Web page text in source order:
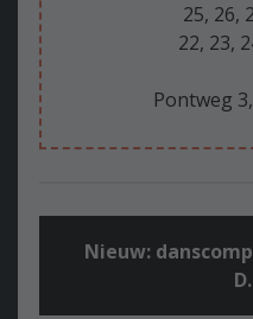
25, 26,
22, 23,
Pontweg
Nieuw: